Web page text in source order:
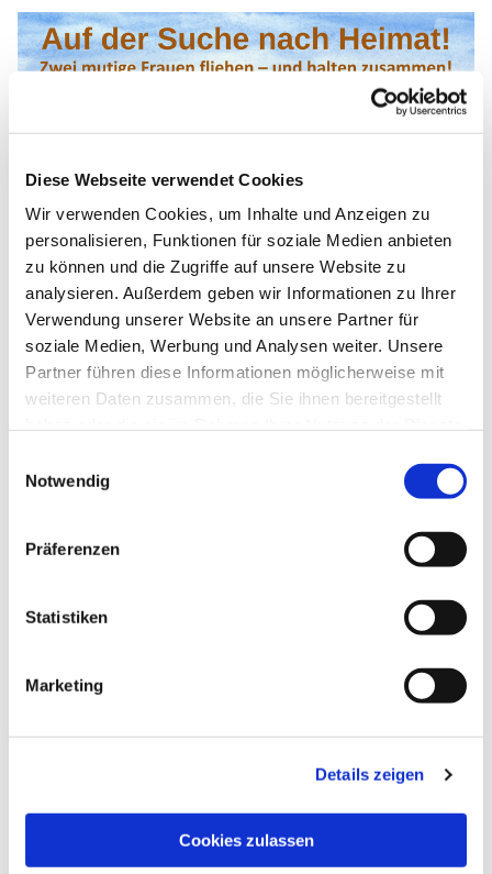
Diese Webseite verwendet Cookies
Wir verwenden Cookies, um Inhalte und Anzeigen zu
personalisieren, Funktionen für soziale Medien anbieten
zu können und die Zugriffe auf unsere Website zu
analysieren. Außerdem geben wir Informationen zu Ihrer
Verwendung unserer Website an unsere Partner für
soziale Medien, Werbung und Analysen weiter. Unsere
Partner führen diese Informationen möglicherweise mit
weiteren Daten zusammen, die Sie ihnen bereitgestellt
Notwendig
Präferenzen
Statistiken
Marketing
Details zeigen
Cookies zulassen